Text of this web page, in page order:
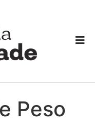
Peso